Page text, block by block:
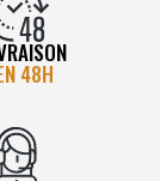
48H